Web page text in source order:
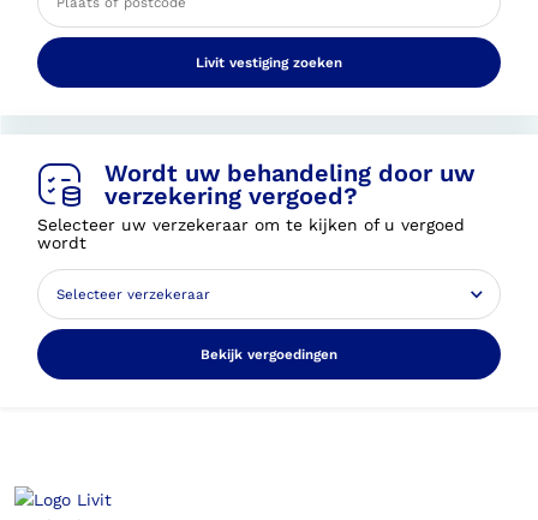
Livit vestiging zoeken
Wordt uw behandeling door uw
verzekering vergoed?
Selecteer uw verzekeraar om te kijken of u vergoed
wordt
Bekijk vergoedingen